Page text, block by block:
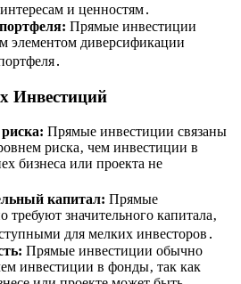
и ценностям․
Прямые инвестиции
элементом диверсификации
Инвестиций
Прямые инвестиции связаны
риска‚ чем инвестиции в
бизнеса или проекта не
капитал: Прямые
значительного капитала‚
для мелких инвесторов․
Прямые инвестиции обычно
инвестиции в фонды‚ так как